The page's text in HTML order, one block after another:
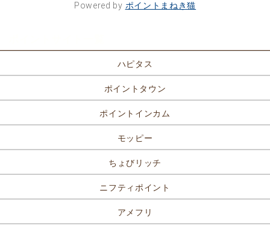
Powered by ポイントまねき猫
ハピタス
ポイントタウン
ポイントインカム
モッピー
ちょびリッチ
ニフティポイント
アメフリ